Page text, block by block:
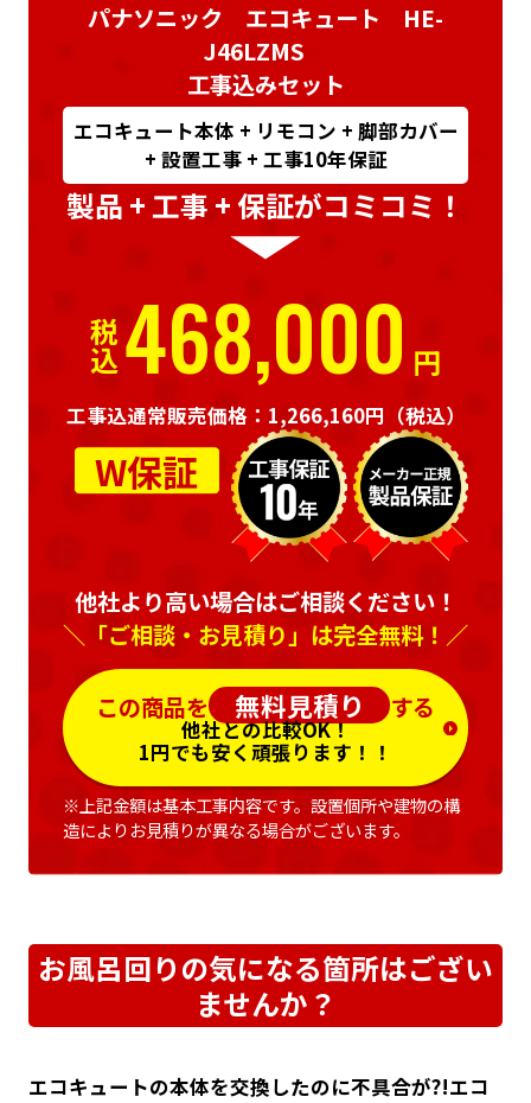
パナソニック エコキュート HE-
J46LZMS
工事込みセット
エコキュート本体 + リモコン + 脚部カバー
+ 設置工事 + 工事10年保証
製品 + 工事 + 保証がコミコミ！
W保証
税込468,000 円
工事込通常販売価格：1,266,160円 （税込）
他社より高い場合はご相談ください！
＼「ご相談・お見積り」は完全無料！／
この商品を 無料見積り する
他社との比較OK！
1円でも安く頑張ります！！
※上記金額は基本工事内容です。設置個所や建物の構
造によりお見積りが異なる場合がございます。
お風呂回りの気になる箇所はござい
ませんか？
エコキュートの本体を交換したのに不具合が?!エコ